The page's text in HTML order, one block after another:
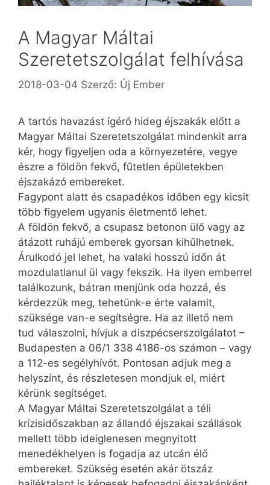
A Magyar Máltai
Szeretetszolgálat felhívása
2018-03-04 Szerző: Új Ember
A tartós havazást ígérő hideg éjszakák előtt a
Magyar Máltai Szeretetszolgálat mindenkit arra
kér, hogy figyeljen oda a környezetére, vegye
észre a földön fekvő, fűtetlen épületekben
éjszakázó embereket.
Fagypont alatt és csapadékos időben egy kicsit
több figyelem ugyanis életmentő lehet.
A földön fekvő, a csupasz betonon ülő vagy az
átázott ruhájú emberek gyorsan kihűlhetnek.
Árulkodó jel lehet, ha valaki hosszú időn át
mozdulatlanul ül vagy fekszik. Ha ilyen emberrel
találkozunk, bátran menjünk oda hozzá, és
kérdezzük meg, tehetünk-e érte valamit,
szüksége van-e segítségre. Ha az illető nem
tud válaszolni, hívjuk a diszpécserszolgálatot –
Budapesten a 06/1 338 4186-os számon – vagy
a 112-es segélyhívót. Pontosan adjuk meg a
helyszínt, és részletesen mondjuk el, miért
kérünk segítséget.
A Magyar Máltai Szeretetszolgálat a téli
krízisidőszakban az állandó éjszakai szállások
mellett több ideiglenesen megnyitott
menedékhelyen is fogadja az utcán élő
embereket. Szükség esetén akár ötszáz